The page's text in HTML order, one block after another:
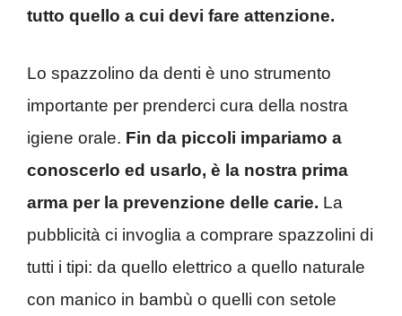
tutto quello a cui devi fare attenzione.
Lo spazzolino da denti è uno strumento
importante per prenderci cura della nostra
igiene orale. Fin da piccoli impariamo a
conoscerlo ed usarlo, è la nostra prima
arma per la prevenzione delle carie. La
pubblicità ci invoglia a comprare spazzolini di
tutti i tipi: da quello elettrico a quello naturale
con manico in bambù o quelli con setole